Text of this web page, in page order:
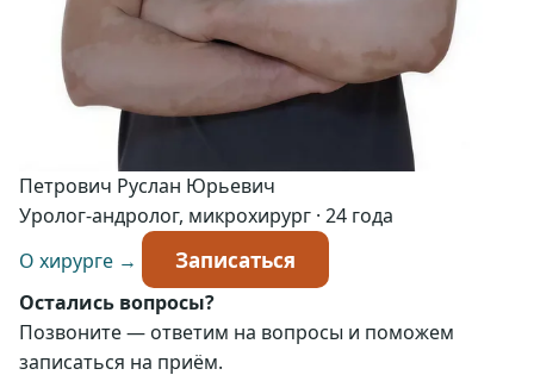
Петрович Руслан Юрьевич
Уролог-андролог, микрохирург · 24 года
О хирурге →
Записаться
Остались вопросы?
Позвоните — ответим на вопросы и поможем
записаться на приём.